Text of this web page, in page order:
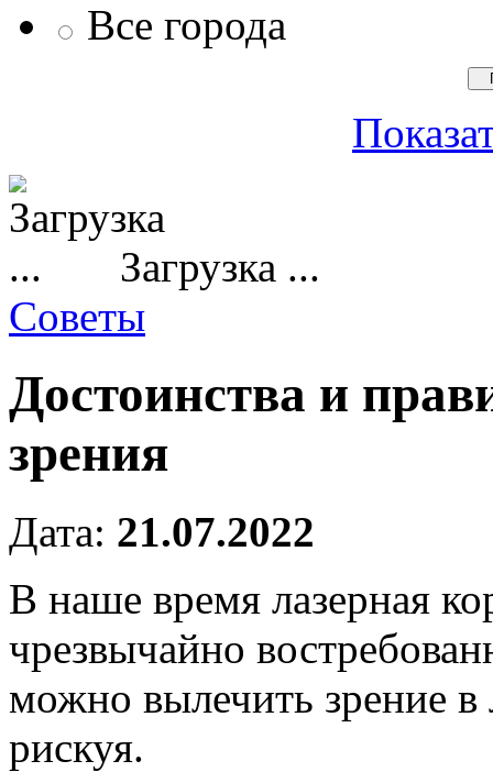
Все города
Загрузка ...
Советы
Достоинства и
зрения
Дата: 21.07.2022
В наше время лазерная
чрезвычайно
можно вылечить зрение
рискуя.